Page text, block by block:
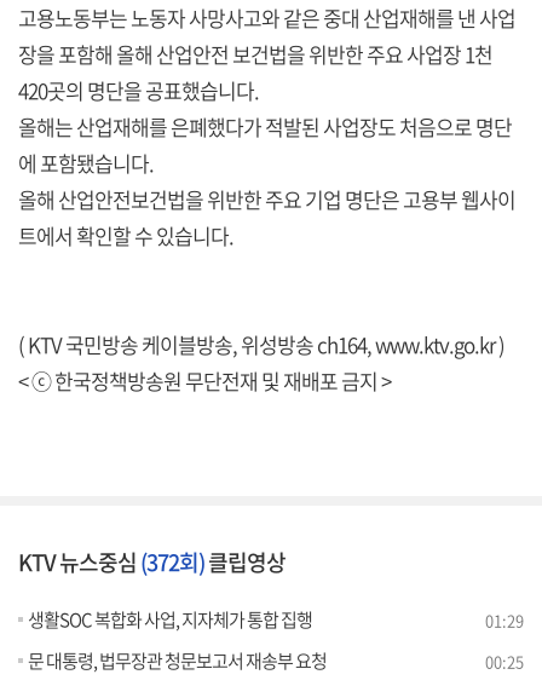
고용노동부는 노동자 사망사고와 같은 중대 산업재해를 낸 사업
장을 포함해 올해 산업안전 보건법을 위반한 주요 사업장 1천
420곳의 명단을 공표했습니다.
올해는 산업재해를 은폐했다가 적발된 사업장도 처음으로 명단
에 포함됐습니다.
올해 산업안전보건법을 위반한 주요 기업 명단은 고용부 웹사이
트에서 확인할 수 있습니다.
( KTV 국민방송 케이블방송, 위성방송 ch164,www.ktv.go.kr)
< ⓒ 한국정책방송원 무단전재 및 재배포 금지 >
KTV 뉴스중심(372회)클립영상
생활SOC 복합화 사업, 지자체가 통합 집행 01:29
문 대통령, 법무장관 청문보고서 재송부 요청 00:25